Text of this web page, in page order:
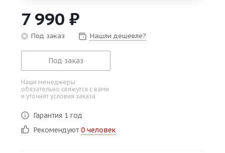
об оплате Плайтом
недели
8 800 302-02-51
plait.ru
7 990 ₽
Под заказ Нашли дешевле?
Под заказ
Наши менеджеры
обязательно свяжутся с вами
и уточнят условия заказа
Гарантия 1 год
Рекомендуют 0 человек